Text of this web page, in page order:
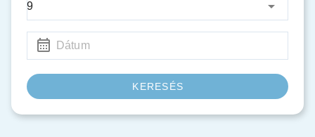
9
Dátum
KERESÉS